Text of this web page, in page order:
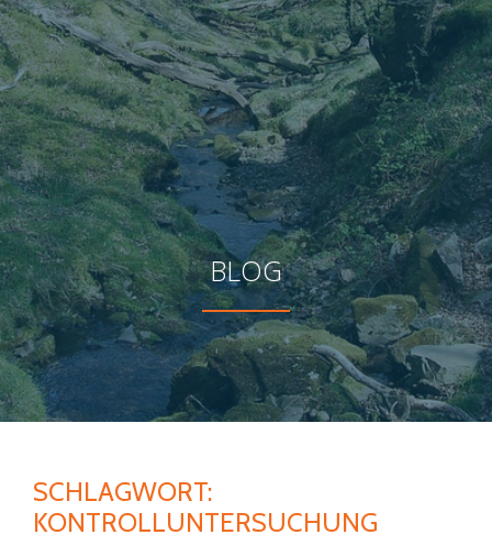
BLOG
SCHLAGWORT:
KONTROLLUNTERSUCHUNG